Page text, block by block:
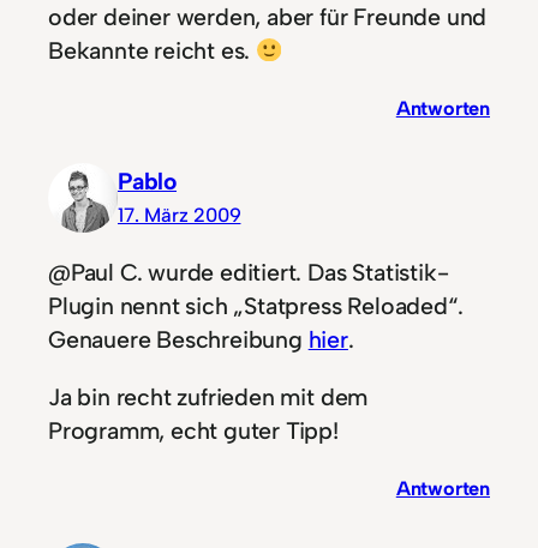
oder deiner werden, aber für Freunde und
Bekannte reicht es.
Antworten
Pablo
17. März 2009
@Paul C. wurde editiert. Das Statistik-
Plugin nennt sich „Statpress Reloaded“.
Genauere Beschreibung hier.
Ja bin recht zufrieden mit dem
Programm, echt guter Tipp!
Antworten